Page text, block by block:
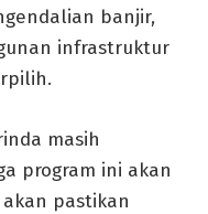
banjir,
infrastruktur
masih
program ini akan
pastikan